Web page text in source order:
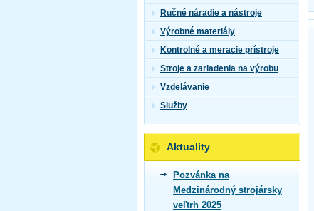
Ručné náradie a nástroje
Výrobné materiály
Kontrolné a meracie prístroje
Stroje a zariadenia na výrobu
Vzdelávanie
Služby
Aktuality
Pozvánka na
Medzinárodný strojársky
veľtrh 2025